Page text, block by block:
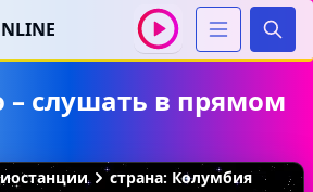
– слушать в прямом
страна: Колумбия